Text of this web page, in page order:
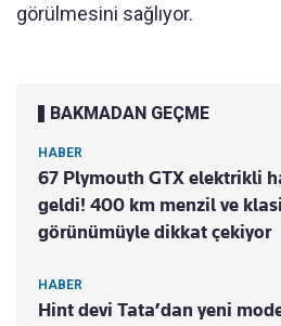
görülmesini sağlıyor.
BAKMADAN GEÇME
HABER
67 Plymouth GTX elektrikli
geldi! 400 km menzil ve
görünümüyle dikkat çekiyor
HABER
Hint devi Tata’dan yeni